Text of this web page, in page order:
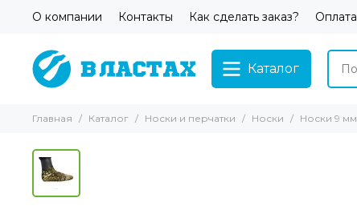
О компании Контакты Как сделать заказ? Оплата
Каталог
Главная Каталог Носки и перчатки Носки Носки 9 мм